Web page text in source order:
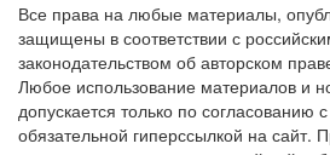
Все права на любые материалы,
защищены в соответствии с
законодательством об авторском
Любое использование материалов и
допускается только по согласованию
обязательной гиперссылкой на сайт.